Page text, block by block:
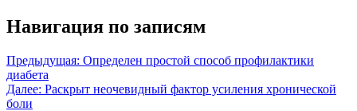
Навигация по записям
Предыдущая: Определен простой способ профилактики
диабета
Далее: Раскрыт неочевидный фактор усиления хронической
боли